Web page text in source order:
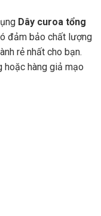
Dây curoa tổng
đảm bảo chất lượng
rẻ nhất cho bạn.
hàng giả mạo